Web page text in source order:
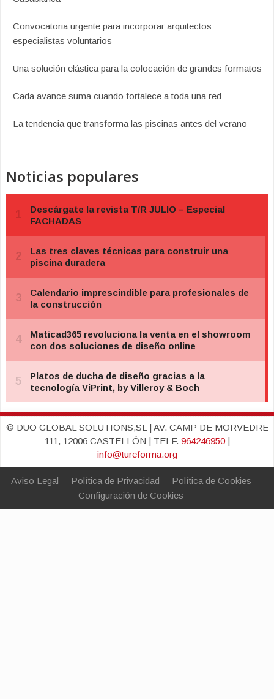
Convocatoria urgente para incorporar arquitectos
especialistas voluntarios
Una solución elástica para la colocación de grandes formatos
Cada avance suma cuando fortalece a toda una red
La tendencia que transforma las piscinas antes del verano
Noticias populares
© DUO GLOBAL SOLUTIONS,SL | AV. CAMP DE MORVEDRE
111, 12006 CASTELLÓN | TELF. 964246950|
info@tureforma.org
Aviso Legal Política de Privacidad
Política de Cookies
Configuración de Cookies